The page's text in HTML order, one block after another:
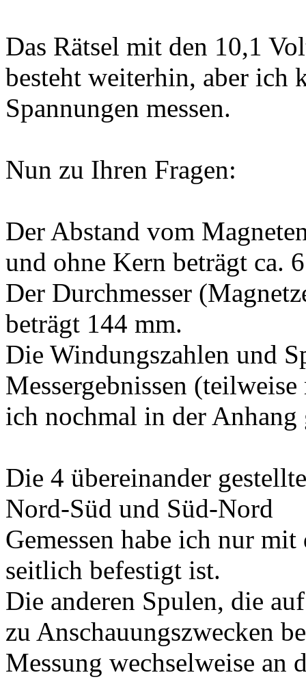
Das Rätsel mit den 10,1
besteht weiterhin, aber ich
Spannungen messen.
Nun zu Ihren Fragen:
Der Abstand vom
und ohne Kern beträgt ca.
Der Durchmesser
beträgt 144 mm.
Die Windungszahlen und
Messergebnissen
ich nochmal in der Anhang
Die 4 übereinander
Nord-Süd und Süd-Nord
Gemessen habe ich nur
seitlich befestigt ist.
Die anderen Spulen, die
zu Anschauungszwecken
Messung wechselweise an